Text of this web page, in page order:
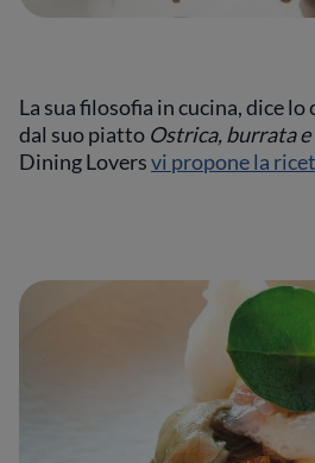
La sua filosofia in cucina, dice
dal suo piatto Ostrica, burrata e
Dining Loversvi propone la